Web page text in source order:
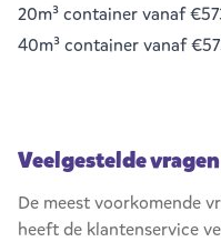
20m³ containervanaf
40m³ containervanaf
Veelgestelde
De meest voorkomende
heeft de klantenservice